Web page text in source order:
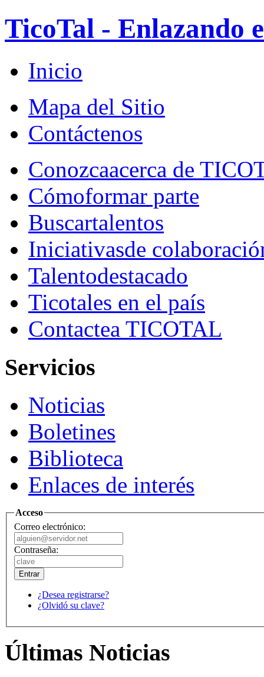
TicoTal - Enlazando
Inicio
Mapa del Sitio
Contáctenos
Conozcaacerca de
Cómoformar parte
Buscartalentos
Iniciativasde
Talentodestacado
Ticotales en el país
Contactea TICOTAL
Servicios
Noticias
Boletines
Biblioteca
Enlaces de interés
Acceso
Correo electrónico:
Contraseña:
¿Desea registrarse?
¿Olvidó su clave?
Últimas Noticias